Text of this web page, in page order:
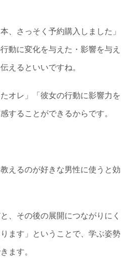
、さっそく予約購入しました」
動に変化を与えた・影響を与え
えるといいですね。
オレ」「彼女の行動に影響力を
することができるからです。
えるのが好きな男性に使うと効
、その後の展開につながりにく
ます」ということで、学ぶ姿勢
ます。